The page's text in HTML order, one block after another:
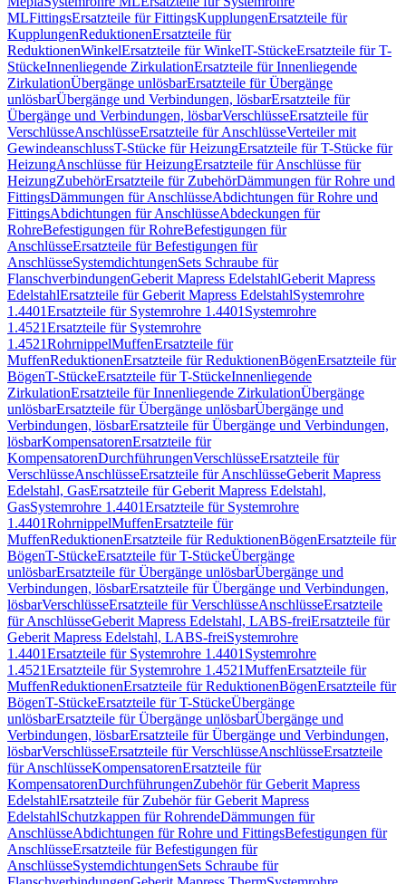
MLFittingsErsatzteile für FittingsKupplungenErsatzteile für
KupplungenReduktionenErsatzteile für
ReduktionenWinkelErsatzteile für WinkelT-StückeErsatzteile für T-
StückeInnenliegende ZirkulationErsatzteile für Innenliegende
ZirkulationÜbergänge unlösbarErsatzteile für Übergänge
unlösbarÜbergänge und Verbindungen, lösbarErsatzteile für
Übergänge und Verbindungen, lösbarVerschlüsseErsatzteile für
VerschlüsseAnschlüsseErsatzteile für AnschlüsseVerteiler mit
GewindeanschlussT-Stücke für HeizungErsatzteile für T-Stücke für
HeizungAnschlüsse für HeizungErsatzteile für Anschlüsse für
HeizungZubehörErsatzteile für ZubehörDämmungen für Rohre und
FittingsDämmungen für AnschlüsseAbdichtungen für Rohre und
FittingsAbdichtungen für AnschlüsseAbdeckungen für
RohreBefestigungen für RohreBefestigungen für
AnschlüsseErsatzteile für Befestigungen für
AnschlüsseSystemdichtungenSets Schraube für
FlanschverbindungenGeberit Mapress EdelstahlGeberit Mapress
EdelstahlErsatzteile für Geberit Mapress EdelstahlSystemrohre
1.4401Ersatzteile für Systemrohre 1.4401 Systemrohre
1.4521Ersatzteile für Systemrohre
1.4521RohrnippelMuffenErsatzteile für
MuffenReduktionenErsatzteile für ReduktionenBögenErsatzteile für
BögenT-StückeErsatzteile für T-StückeInnenliegende
ZirkulationErsatzteile für Innenliegende ZirkulationÜbergänge
unlösbarErsatzteile für Übergänge unlösbarÜbergänge und
Verbindungen, lösbarErsatzteile für Übergänge und Verbindungen,
lösbarKompensatorenErsatzteile für
KompensatorenDurchführungenVerschlüsseErsatzteile für
VerschlüsseAnschlüsseErsatzteile für AnschlüsseGeberit Mapress
Edelstahl, GasErsatzteile für Geberit Mapress Edelstahl,
GasSystemrohre 1.4401Ersatzteile für Systemrohre
1.4401RohrnippelMuffenErsatzteile für
MuffenReduktionenErsatzteile für ReduktionenBögenErsatzteile für
BögenT-StückeErsatzteile für T-StückeÜbergänge
unlösbarErsatzteile für Übergänge unlösbarÜbergänge und
Verbindungen, lösbarErsatzteile für Übergänge und Verbindungen,
lösbarVerschlüsseErsatzteile für VerschlüsseAnschlüsseErsatzteile
für AnschlüsseGeberit Mapress Edelstahl, LABS-freiErsatzteile für
Geberit Mapress Edelstahl, LABS-freiSystemrohre
1.4401Ersatzteile für Systemrohre 1.4401 Systemrohre
1.4521Ersatzteile für Systemrohre 1.4521MuffenErsatzteile für
MuffenReduktionenErsatzteile für ReduktionenBögenErsatzteile für
BögenT-StückeErsatzteile für T-StückeÜbergänge
unlösbarErsatzteile für Übergänge unlösbarÜbergänge und
Verbindungen, lösbarErsatzteile für Übergänge und Verbindungen,
lösbarVerschlüsseErsatzteile für VerschlüsseAnschlüsseErsatzteile
für AnschlüsseKompensatorenErsatzteile für
KompensatorenDurchführungenZubehör für Geberit Mapress
EdelstahlErsatzteile für Zubehör für Geberit Mapress
EdelstahlSchutzkappen für RohrendeDämmungen für
AnschlüsseAbdichtungen für Rohre und FittingsBefestigungen für
AnschlüsseErsatzteile für Befestigungen für
AnschlüsseSystemdichtungenSets Schraube für